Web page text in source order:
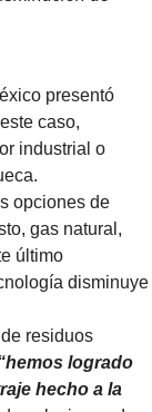
presentó
caso,
industrial o
opciones de
gas natural,
último
disminuye
residuos
logrado
hecho a la